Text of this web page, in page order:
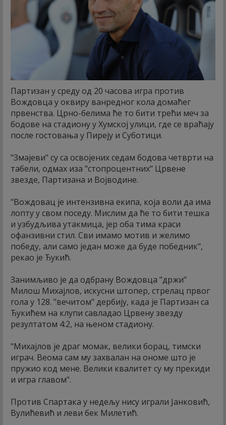
Партизан у среду од 20 часова игра против
Вождовца у оквиру ванредног кола домаћег
првенства. Црно-белима ће то бити трећи меч за
бодове на стадиону у Хумској улици, где се враћају
после гостовања у Пиреју и Суботици.
"Змајеви" су са освојених седам бодова четврти на
табели, одмах иза "стопроцентних" Црвене
звезде, Партизана и Војводине.
"Вождовац је интензивна екипа, која воли да има
лопту у свом поседу. Мислим да ће то бити тешка
и узбудљива утакмица, јер оба тима краси
офанзивни стил. Сви имамо мотив и желимо
победу, али само један може да буде победник",
рекао је Ђукић.
Занимљиво је да одбрану Вождовца "држи"
Милош Михајлов, искусни штопер, стрелац првог
гола у 128. "вечитом" дербију, када је Партизан са
Ђукићем на клупи савладао Црвену звезду
резултатом 4:2, на њеном стадиону.
"Михајлов је драг момак, велики борац, тимски
играч. Веома сам му захвалан на ономе што је
пружио код мене. Велики квалитет су му прекиди
и игра главом".
Против Спартака у недељу нису играли Јанковић,
Вулићевић и леви бек Милетић.